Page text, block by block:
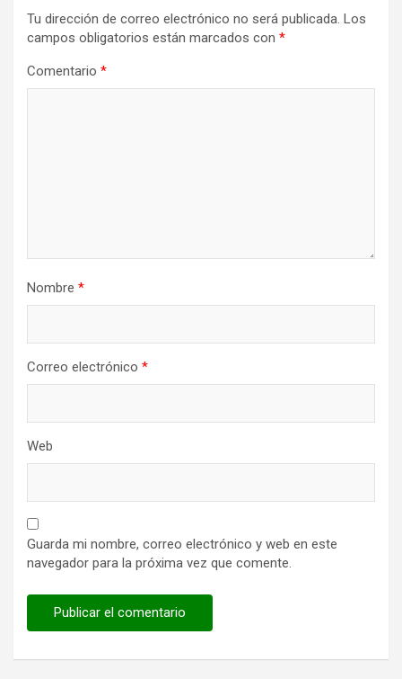
Tu dirección de correo electrónico no será publicada. Los
campos obligatorios están marcados con *
Comentario *
Nombre *
Correo electrónico *
Web
Guarda mi nombre, correo electrónico y web en este
navegador para la próxima vez que comente.